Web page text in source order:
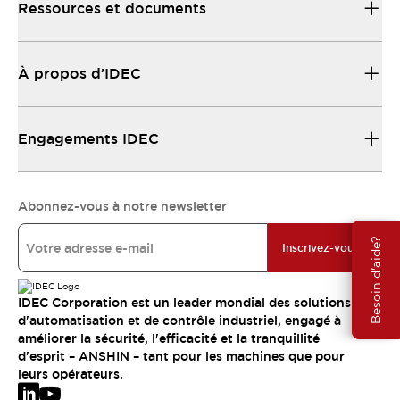
Besoin d'aide?
Ressources et documents
À propos d’IDEC
Engagements IDEC
Abonnez-vous à notre newsletter
Inscrivez-vous
IDEC Corporation est un leader mondial des solutions
d'automatisation et de contrôle industriel, engagé à
améliorer la sécurité, l'efficacité et la tranquillité
d'esprit – ANSHIN – tant pour les machines que pour
leurs opérateurs.